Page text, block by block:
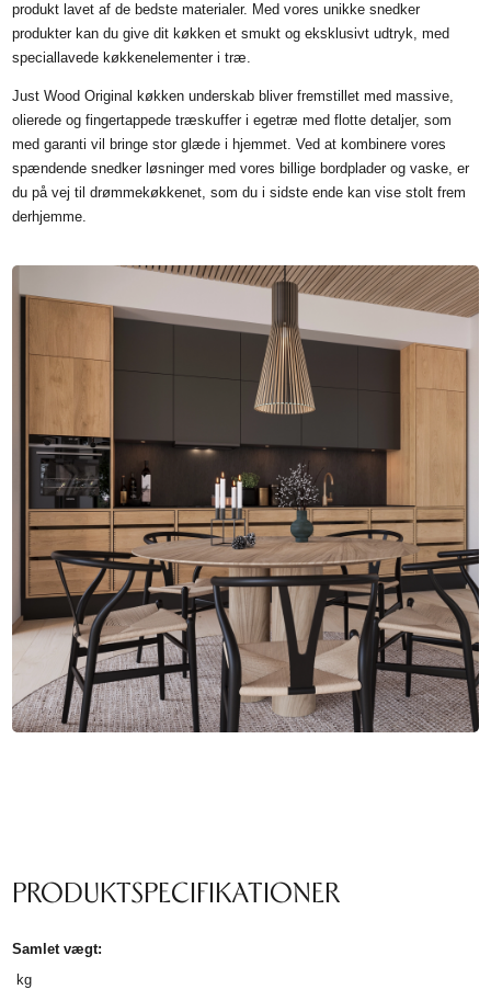
produkt lavet af de bedste materialer. Med vores unikke snedker
produkter kan du give dit køkken et smukt og eksklusivt udtryk, med
speciallavede køkkenelementer i træ.
Just Wood Original køkken underskab bliver fremstillet med massive,
olierede og fingertappede træskuffer i egetræ med flotte detaljer, som
med garanti vil bringe stor glæde i hjemmet. Ved at kombinere vores
spændende snedker løsninger med vores billige bordplader og vaske, er
du på vej til drømmekøkkenet, som du i sidste ende kan vise stolt frem
derhjemme.
PRODUKTSPECIFIKATIONER
Samlet vægt:
kg